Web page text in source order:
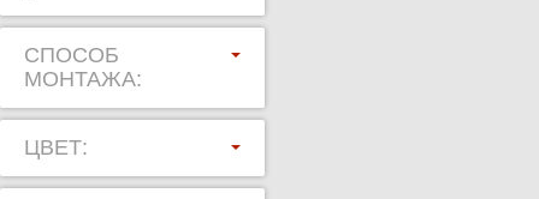
СПОСОБ
МОНТАЖА:
ЦВЕТ: